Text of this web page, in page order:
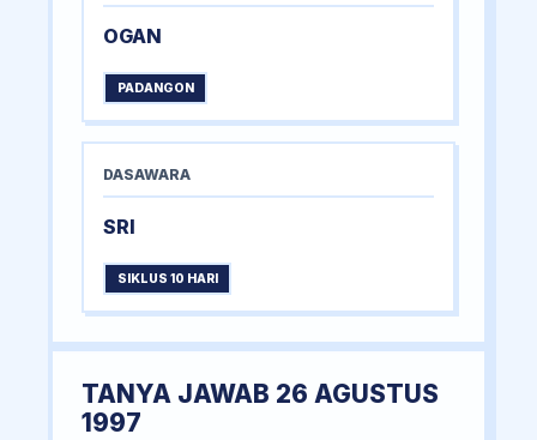
OGAN
PADANGON
DASAWARA
SRI
SIKLUS 10 HARI
TANYA JAWAB 26 AGUSTUS
1997